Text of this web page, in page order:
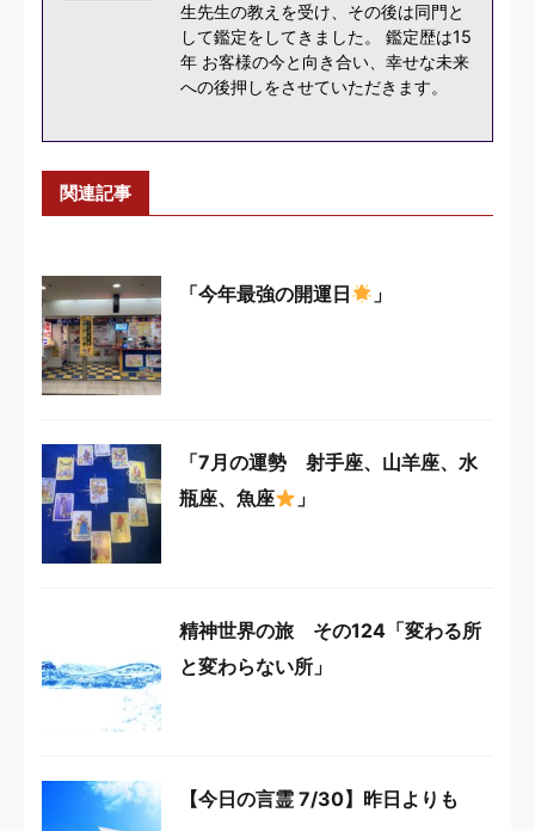
生先生の教えを受け、その後は同門と
して鑑定をしてきました。 鑑定歴は15
年 お客様の今と向き合い、幸せな未来
への後押しをさせていただきます。
関連記事
「今年最強の開運日 」
「7月の運勢 射手座、山羊座、水
瓶座、魚座
」
精神世界の旅 その124「変わる所
と変わらない所」
【今日の言霊 7/30】昨日よりも